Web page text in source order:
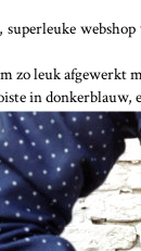
superleuke
leuk afgewerkt
in donkerblauw,